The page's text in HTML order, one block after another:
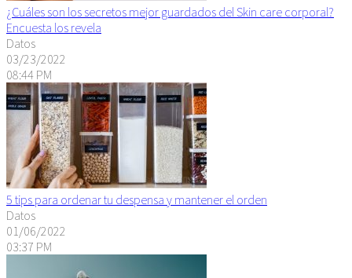
¿Cuáles son los secretos mejor guardados del Skin care corporal?
Encuesta los revela
Datos
03/23/2022
08:44 PM
5 tips para ordenar tu despensa y mantener el orden
Datos
01/06/2022
03:37 PM